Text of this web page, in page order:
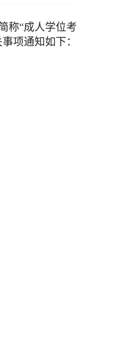
称“成人学位考
事项通知如下：